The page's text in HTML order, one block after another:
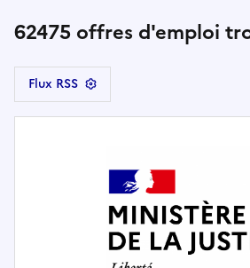
62475 offres d'emploi
Flux RSS